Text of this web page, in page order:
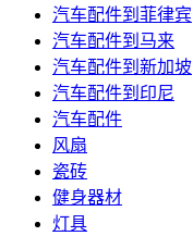
汽车配件到菲律宾
汽车配件到马来
汽车配件到新加坡
汽车配件到印尼
汽车配件
风扇
瓷砖
健身器材
灯具